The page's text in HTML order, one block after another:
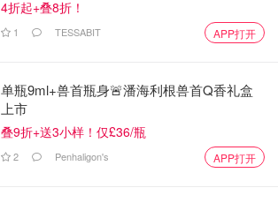
4折起+叠8折！
1 TESSABIT APP打开
单瓶9ml+兽首瓶身🚨潘海利根兽首Q香礼盒
上市
叠9折+送3小样！仅£36/瓶
2 Penhaligon's APP打开